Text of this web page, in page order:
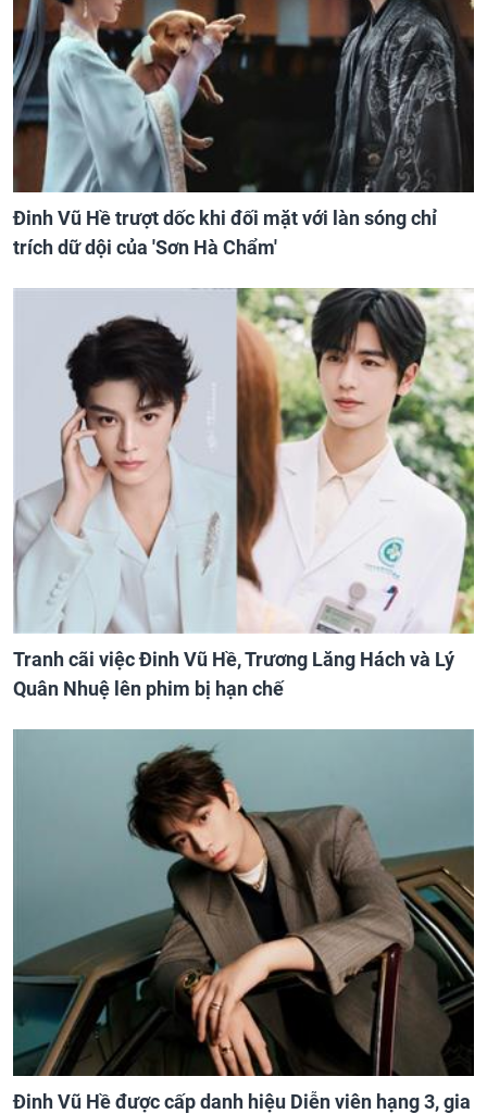
Đinh Vũ Hề trượt dốc khi đối mặt với làn sóng chỉ
trích dữ dội của 'Sơn Hà Chẩm'
Tranh cãi việc Đinh Vũ Hề, Trương Lăng Hách và Lý
Quân Nhuệ lên phim bị hạn chế
Đinh Vũ Hề được cấp danh hiệu Diễn viên hạng 3, gia